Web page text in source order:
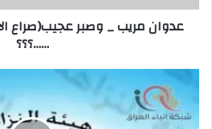
……؟؟؟
عدوان مريب _ وصبر عجيب(صراع
……؟؟؟
النزاهة:
1088
مداناً